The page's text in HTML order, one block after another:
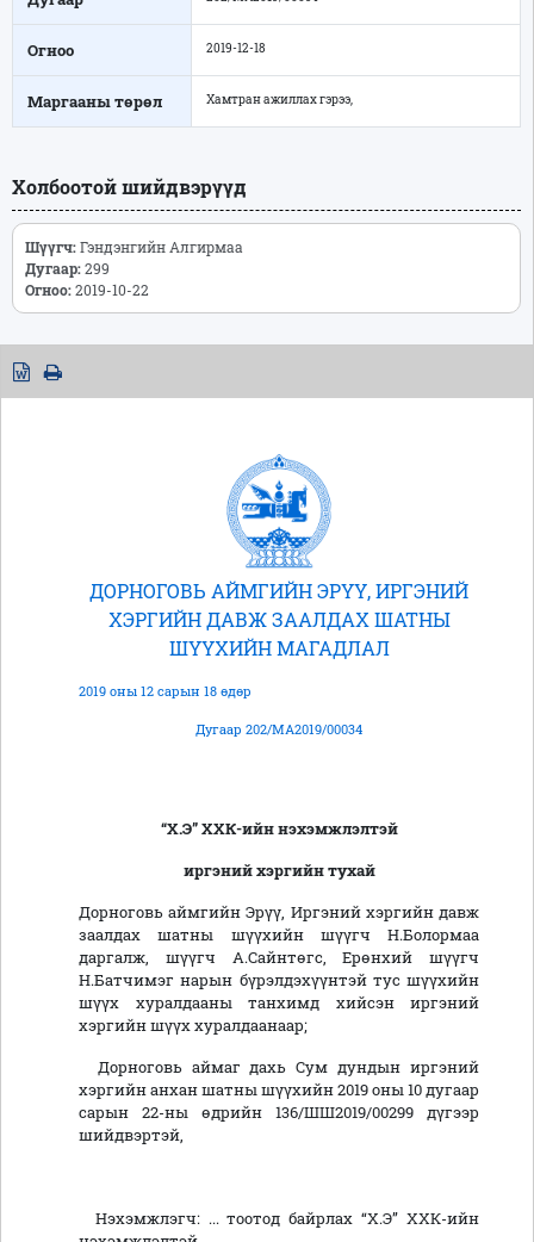
Огноо 2019-12-18
Маргааны төрөл Хамтран ажиллах гэрээ,
Холбоотой шийдвэрүүд
Шүүгч:Гэндэнгийн Алгирмаа
Дугаар:299
Огноо:2019-10-22
ДОРНОГОВЬ АЙМГИЙН ЭРҮҮ, ИРГЭНИЙ
ХЭРГИЙН ДАВЖ ЗААЛДАХ ШАТНЫ
ШҮҮХИЙН МАГАДЛАЛ
2019 оны 12 сарын 18 өдөр
Дугаар 202/МА2019/00034
“Х.Э” ХХК-ийннэхэмжлэлтэй
иргэний хэргийн тухай
Дорноговь аймгийн Эрүү, Иргэний хэргийн давж
заалдах шатны шүүхийн шүүгч Н.Болормаа
даргалж, шүүгч А.Сайнтөгс, Ерөнхий шүүгч
Н.Батчимэг нарын бүрэлдэхүүнтэй тус шүүхийн
шүүх хуралдааны танхимд хийсэн иргэний
хэргийн шүүх хуралдаанаар;
Дорноговь аймаг дахь Сум дундын иргэний
хэргийн анхан шатны шүүхийн 2019 оны 10 дугаар
сарын 22-ны өдрийн 136/ШШ2019/00299 дүгээр
шийдвэртэй,
Нэхэмжлэгч: ... тоотод байрлах “Х.Э” ХХК-ийн